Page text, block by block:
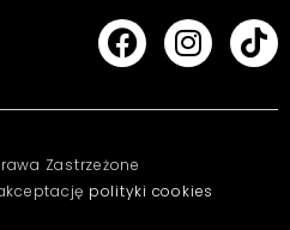
Zastrzeżone
polityki cookies